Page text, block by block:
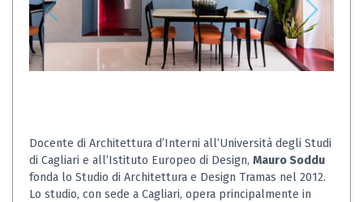
Docente di Architettura d’Interni all’Università degli Studi
di Cagliari e all’Istituto Europeo di Design, Mauro Soddu
fonda lo Studio di Architettura e Design Tramas nel 2012.
Lo studio, con sede a Cagliari, opera principalmente in